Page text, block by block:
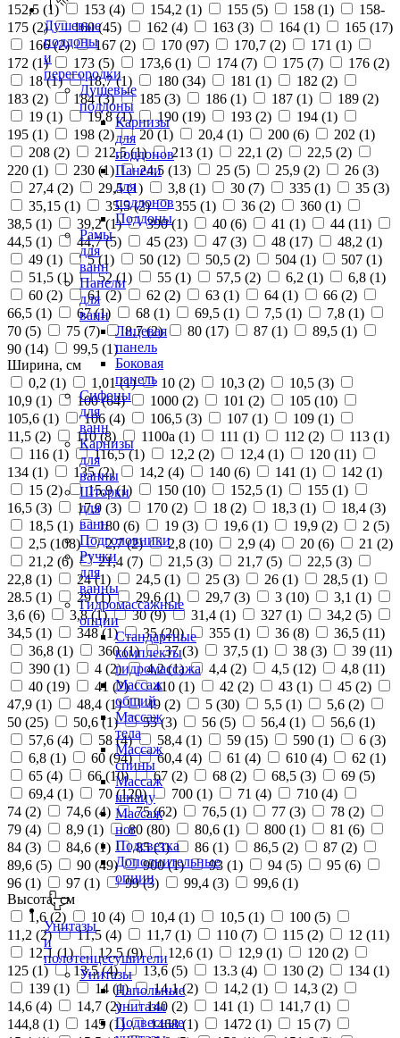
Душевые
поддоны
и
перегородки
Душевые
поддоны
Карнизы
для
поддонов
Панели
для
поддонов
Поддоны
Рамы
для
ванн
Панели
для
ванн
Лицевая
панель
Боковая
панель
Сифоны
для
ванн
Карнизы
для
ванны
Шторки
для
ванн
Подголовники
Ручки
для
ванны
Гидромассажные
опции
Стандартные
комплекты
гидромассажа
Массаж
общий
Массаж
тела
Массаж
спины
Массаж
шиацу
Массаж
ног
Подсветка
Дополнительные
опции
Унитазы
и
полотенцесушители
Унитазы
Напольные
унитазы
Подвесные
152,5 (1) 153 (4) 154,2 (1) 155 (5) 158 (1)
158-
175 (2) 160 (45) 162 (4) 163 (3) 164 (1) 165 (17)
166 (2) 167 (2) 170 (97) 170,7 (2) 171 (1)
172 (1) 173 (5) 173,6 (1) 174 (7) 175 (7) 176 (2)
18 (1) 18,7 (1) 180 (34) 181 (1) 182 (2)
183 (2) 184 (3) 185 (3) 186 (1) 187 (1) 189 (2)
19 (1) 19,8 (1) 190 (19) 193 (2) 194 (1)
195 (1) 198 (2) 20 (1) 20,4 (1) 200 (6) 202 (1)
208 (2) 212,5 (1) 213 (1) 22,1 (2) 22,5 (2)
220 (1) 230 (1) 24,5 (13) 25 (5) 25,9 (2) 26 (3)
27,4 (2) 29,5 (1) 3,8 (1) 30 (7) 335 (1) 35 (3)
35,15 (1) 35,5 (2) 355 (1) 36 (2) 360 (1)
38,5 (1) 39,2 (1) 390 (1) 40 (6) 41 (1) 44 (11)
44,5 (1) 44,7 (5) 45 (23) 47 (3) 48 (17) 48,2 (1)
49 (1) 5 (1) 50 (12) 50,5 (2) 504 (1) 507 (1)
51,5 (1) 52 (1) 55 (1) 57,5 (2) 6,2 (1) 6,8 (1)
60 (2) 61 (2) 62 (2) 63 (1) 64 (1) 66 (2)
66,5 (1) 67 (1) 68 (1) 69,5 (1) 7,5 (1) 7,8 (1)
70 (5) 75 (7) 8,7 (2) 80 (17) 87 (1) 89,5 (1)
90 (14) 99,5 (1)
Ширина, см
0,2 (1) 1,01 (1) 10 (2) 10,3 (2) 10,5 (3)
10,9 (1) 100 (64) 1000 (2) 101 (2) 105 (10)
105,6 (1) 106 (4) 106,5 (3) 107 (1) 109 (1)
11,5 (2) 110 (8) 1100а (1) 111 (1) 112 (2) 113 (1)
116 (1) 116,5 (1) 12,2 (2) 12,4 (1) 120 (11)
134 (1) 135 (2) 14,2 (4) 140 (6) 141 (1) 142 (1)
15 (2) 15,9 (1) 150 (10) 152,5 (1) 155 (1)
16,5 (3) 17,9 (3) 170 (2) 18 (2) 18,3 (1) 18,4 (3)
18,5 (1) 180 (6) 19 (3) 19,6 (1) 19,9 (2) 2 (5)
2,5 (108) 2,7 (2) 2,8 (10) 2,9 (4) 20 (6) 21 (2)
21,2 (6) 21,4 (7) 21,5 (3) 21,7 (5) 22,5 (3)
22,8 (1) 24 (1) 24,5 (1) 25 (3) 26 (1) 28,5 (1)
28.5 (1) 29 (1) 29,6 (1) 29,7 (3) 3 (10) 3,1 (1)
3,6 (6) 3,8 (1) 30 (9) 31,4 (1) 327 (1) 34,2 (5)
34,5 (1) 348 (1) 35 (20) 355 (1) 36 (8) 36,5 (11)
36,8 (1) 360 (1) 37 (3) 37,5 (1) 38 (3) 39 (11)
390 (1) 4 (2) 4,2 (1) 4,4 (2) 4,5 (12) 4,8 (11)
40 (19) 41 (2) 410 (1) 42 (2) 43 (1) 45 (2)
47,9 (1) 48,4 (1) 49 (2) 5 (30) 5,5 (1) 5,6 (2)
50 (25) 50,6 (1) 55 (3) 56 (5) 56,4 (1) 56,6 (1)
57,6 (4) 58 (4) 58,4 (1) 59 (15) 590 (1) 6 (3)
6,8 (1) 60 (94) 60,4 (4) 61 (4) 610 (4) 62 (1)
65 (4) 66 (10) 67 (2) 68 (2) 68,5 (3) 69 (5)
69,4 (1) 70 (120) 700 (1) 71 (4) 710 (4)
74 (2) 74,6 (4) 75 (62) 76,5 (1) 77 (3) 78 (2)
79 (4) 8,9 (1) 80 (80) 80,6 (1) 800 (1) 81 (6)
84 (3) 84,6 (1) 85 (3) 86 (1) 86,5 (2) 87 (2)
89,6 (5) 90 (49) 900 (1) 93 (1) 94 (5) 95 (6)
96 (1) 97 (1) 99 (3) 99,4 (3) 99,6 (1)
Высота, см
1,6 (2) 10 (4) 10,4 (1) 10,5 (1) 100 (5)
11,2 (2) 11,5 (4) 11,7 (1) 110 (7) 115 (2) 12 (11)
12,1 (1) 12,5 (9) 12,6 (1) 12,9 (1) 120 (2)
125 (1) 13,5 (4) 13,6 (5) 13.3 (4) 130 (2) 134 (1)
139 (1) 14 (1) 14,1 (2) 14,2 (1) 14,3 (2)
14,6 (4) 14,7 (2) 140 (2) 141 (1) 141,7 (1)
144,8 (1) 145 (1) 1468 (1) 1472 (1) 15 (7)